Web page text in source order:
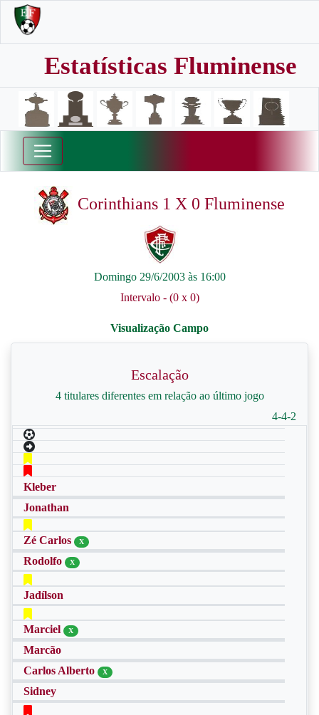
Estatísticas Fluminense
Corinthians 1 X 0 Fluminense
Domingo 29/6/2003 às 16:00
Intervalo - (0 x 0)
Escalação
4 titulares diferentes em relação ao último jogo
4-4-2
Kleber
Jonathan
Zé Carlos X
Rodolfo X
Jadílson
Marciel X
Marcão
Carlos Alberto
X
Sidney